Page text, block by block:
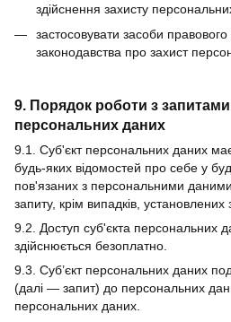
здійснення захисту
застосовувати засоби
законодавства про захист
9. Порядок роботи з запитами
персональних даних
9.1. Суб'єкт персональних даних
будь-яких відомостей про себе у
пов'язаних з персональними
запиту, крім випадків, установлених
9.2. Доступ суб'єкта персональних
здійснюється безоплатно.
9.3. Суб’єкт персональних даних
(далі — запит) до персональних
персональних даних.